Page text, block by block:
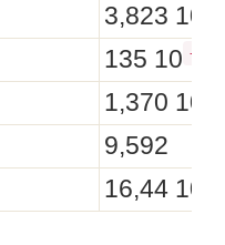
3,823 10
135 10 -6
1,370 10
9,592
16,44 10